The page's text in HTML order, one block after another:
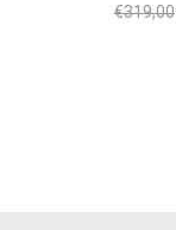
€319,00